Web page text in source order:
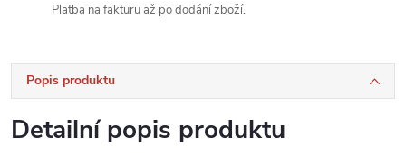
Platba na fakturu až po dodání zboží.
Popis produktu
Detailní popis produktu